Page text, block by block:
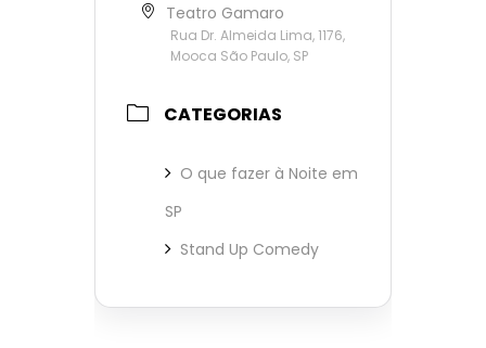
Teatro Gamaro
Rua Dr. Almeida Lima, 1176,
Mooca São Paulo, SP
CATEGORIAS
O que fazer à Noite em
SP
Stand Up Comedy